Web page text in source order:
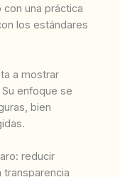
una práctica
los estándares
a mostrar
enfoque se
bien
reducir